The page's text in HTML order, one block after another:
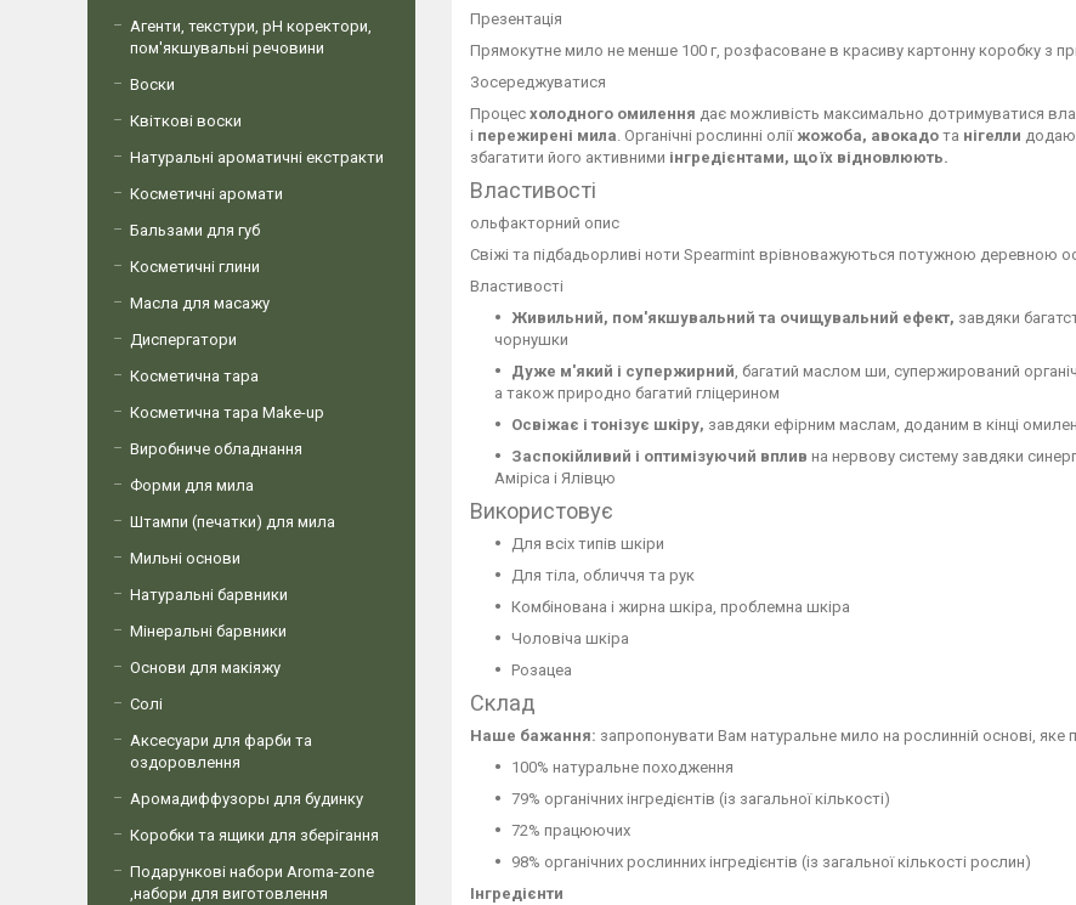
Презентація
Прямокутне мило не менше 100 г, розфасоване в красиву картонну коробку з
Зосереджуватися
Процес холодного омилення дає можливість максимально дотримуватися
і пережирені мила. Органічні рослинні оліїжожоба, авокадо та нігелли
збагатити його активними інгредієнтами, що їх відновлюють.
Властивості
ольфакторний опис
Свіжі та підбадьорливі ноти Spearmint врівноважуються потужною деревною
Властивості
Живильний, пом'якшувальний та очищувальний ефект, завдяки
чорнушки
Дуже м'який і супержирний, багатий маслом ши, супержирований
а також природно багатий гліцерином
Освіжає і тонізує шкіру, завдяки ефірним маслам, доданим в кінці
Заспокійливий і оптимізуючий вплив на нервову систему завдяки
Аміріса і Ялівцю
Використовує
Для всіх типів шкіри
Для тіла, обличчя та рук
Комбінована і жирна шкіра, проблемна шкіра
Чоловіча шкіра
Розацеа
Склад
Наше бажання: запропонувати Вам натуральне мило на рослинній основі,
100% натуральне походження
79% органічних інгредієнтів (із загальної кількості)
72% працюючих
98% органічних рослинних інгредієнтів (із загальної кількості рослин)
Інгредієнти
Агенти, текстури, рН коректори,
пом'якшувальні речовини
Воски
Квіткові воски
Натуральні ароматичні екстракти
Косметичні аромати
Бальзами для губ
Косметичні глини
Масла для масажу
Диспергатори
Косметична тара
Косметична тара Make-up
Виробниче обладнання
Форми для мила
Штампи (печатки) для мила
Мильні основи
Натуральні барвники
Мінеральні барвники
Основи для макіяжу
Солі
Аксесуари для фарби та
оздоровлення
Аромадиффузоры для будинку
Коробки та ящики для зберігання
Подарункові набори Aroma-zone
,набори для виготовлення